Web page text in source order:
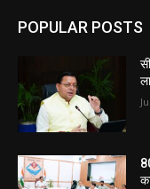
POPULAR POSTS